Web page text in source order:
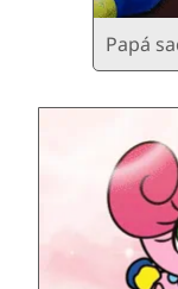
Papá